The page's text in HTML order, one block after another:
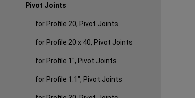
Pivot Joints
for Profile 20, Pivot Joints
for Profile 20 x 40, Pivot Joints
for Profile 1", Pivot Joints
for Profile 1.1", Pivot Joints